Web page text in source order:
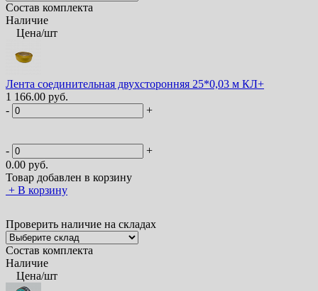
Состав комплекта
Наличие
Цена/шт
Лента соединительная двухсторонняя 25*0,03 м КЛ+
1 166.00 руб.
-
+
-
+
0.00 руб.
Товар добавлен в корзину
+ В корзину
Проверить наличие на складах
Состав комплекта
Наличие
Цена/шт